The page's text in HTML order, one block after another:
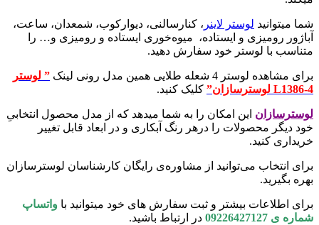
شما میتوانید لوستر لاینر ، کنارسالنی، دیوارکوب، شمعدان، ساعت،
آباژور رومیزی و ایستاده، میوه‌خوری ایستاده و رومیزی و… را
متناسب با لوستر خود سفارش دهید.
برای مشاهده لوستر 4 شعله طلایی همین مدل رونی لینک
” لوستر
L1386-4 لوسترسازان”
کلیک کنید.
لوسترسازان این امکان را به شما میدهد که از مدل محصول انتخابیِ
خود دیگر محصولات را درهر رنگ آبکاری و در ابعاد قابل تغییر
خریداری کنید.
برای انتخاب می‌توانید از مشاوره‌ی رایگان کارشناسان لوسترسازان
بهره بگیرید.
برای اطلاعات بیشتر و ثبت سفارش های خود میتوانید با واتساپ
شماره ی 09226427127
در ارتباط باشید.